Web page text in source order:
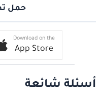
حمل
Download on the
App Store
أسئلة شائعة